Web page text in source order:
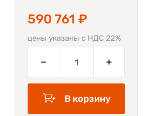
590 761 ₽
цены указаны с НДС 22%
В корзину